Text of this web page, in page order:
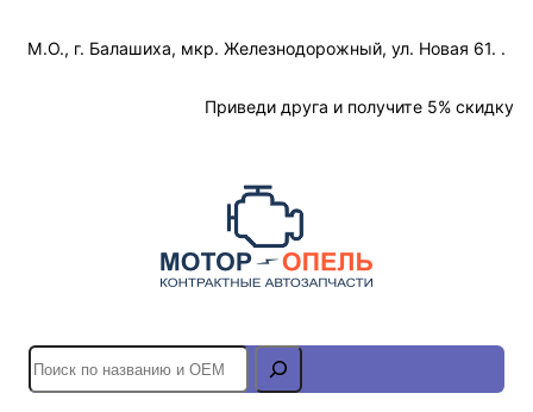
М.О., г. Балашиха, мкр. Железнодорожный, ул. Новая 61. .
Приведи друга и получите 5% скидку
S
e